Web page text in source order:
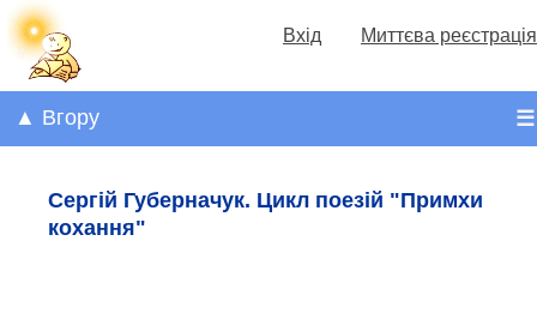
Вхід Миттєва реєстрація
☰
▲ Вгору
Сергій Губерначук. Цикл поезій "Примхи
кохання"